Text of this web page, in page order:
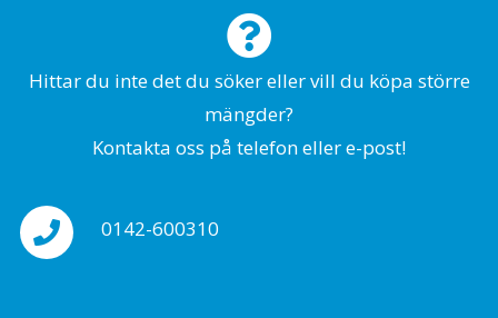
Hittar du inte det du söker eller vill du köpa större
mängder?
Kontakta oss på telefon eller e-post!
0142-600310